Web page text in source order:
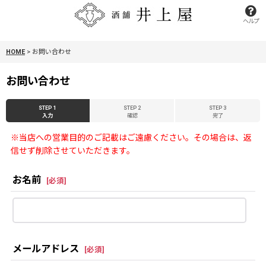
ヘルプ
HOME > お問い合わせ
お問い合わせ
STEP 1
入力
STEP 2
確認
STEP 3
完了
※当店への営業目的のご記載はご遠慮ください。その場合は、返
信せず削除させていただきます。
お名前 [必須]
メールアドレス [必須]